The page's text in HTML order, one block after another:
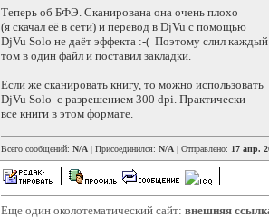
Теперь об БФЭ. Сканирована она очень плохо
(я скачал её в сети) и перевод в DjVu с помощью
DjVu Solo не даёт эффекта :-( Поэтому слил каждый
том в один файл и поставил закладки.
Если же сканировать книгу, то можно использовать
DjVu Solo с разрешением 300 dpi. Практически
все книги в этом формате.
Всего сообщений: N/A | Присоединился: N/A | Отправлено: 17 апр.
Еще один околотематический сайт: внешняя